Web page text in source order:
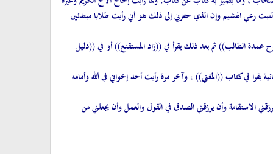
رعي الهشيم وإن الذي حفزني إلى ذلك هو أني رأيت طلابا مبتدئين
عمدة الطالب)) ثم بعد ذلك يقرأ في ((زاد المستقنع)) أو في ((دليل
يقرا في كتاب ((المغني)) ، وآخر مرة رأيت أحد إخواني في الله وأمامه
الاستقامة وأن يرزقني الصدق في القول والعمل وأن يجعلني من